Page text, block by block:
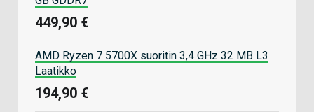
449,90 €
AMD Ryzen 7 5700X suoritin 3,4 GHz 32 MB L3
Laatikko
194,90 €